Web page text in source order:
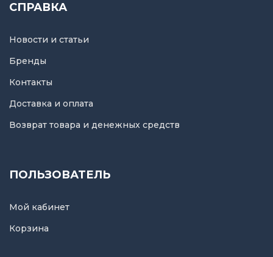
СПРАВКА
Новости и статьи
Бренды
Контакты
Доставка и оплата
Возврат товара и денежных средств
ПОЛЬЗОВАТЕЛЬ
Мой кабинет
Корзина